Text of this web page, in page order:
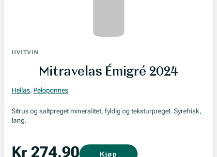
HVITVIN
Mitravelas Émigré 2024
Hellas, Peloponnes
Sitrus og saltpreget mineralitet, fyldig og teksturpreget. Syrefrisk,
lang.
Kr 274,90 Kjøp